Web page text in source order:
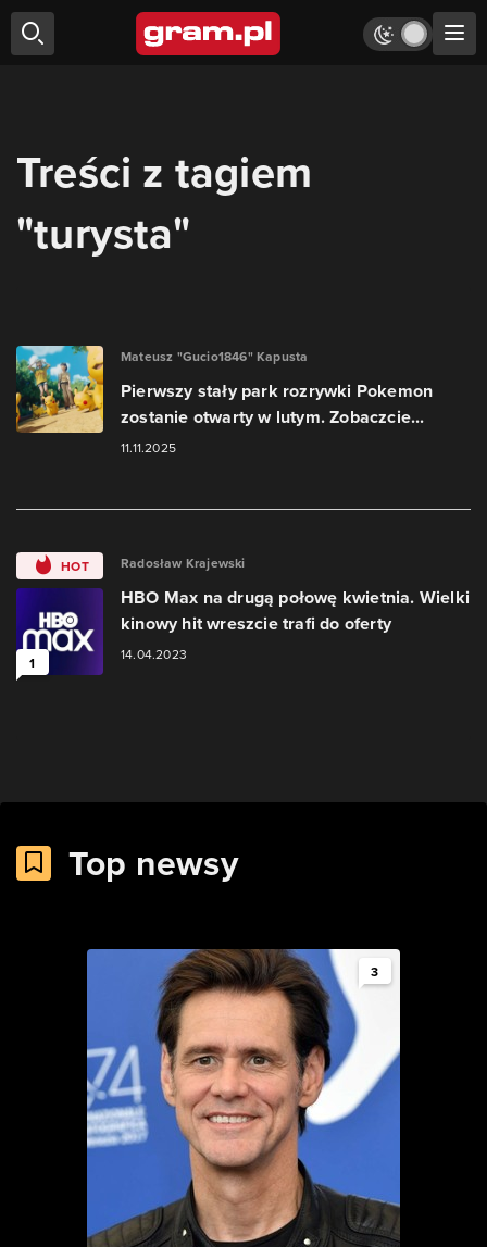
Treści z tagiem
"turysta"
Mateusz "Gucio1846" Kapusta
Pierwszy stały park rozrywki Pokemon
zostanie otwarty w lutym. Zobaczcie...
11.11.2025
HOT
1
Radosław Krajewski
HBO Max na drugą połowę kwietnia. Wielki
kinowy hit wreszcie trafi do oferty
14.04.2023
Top newsy
3